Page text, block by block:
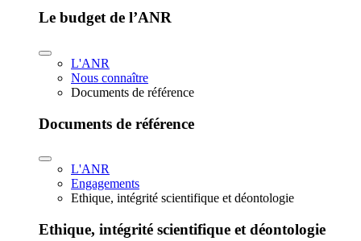
Le budget de l’ANR
L'ANR
Nous connaître
Documents de référence
Documents de référence
L'ANR
Engagements
Ethique, intégrité scientifique et déontologie
Ethique, intégrité scientifique et déontologie